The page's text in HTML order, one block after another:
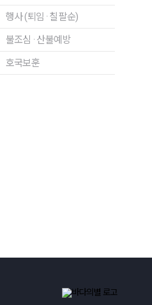
행사 (퇴임 · 칠팔순)
불조심 · 산불예방
호국보훈